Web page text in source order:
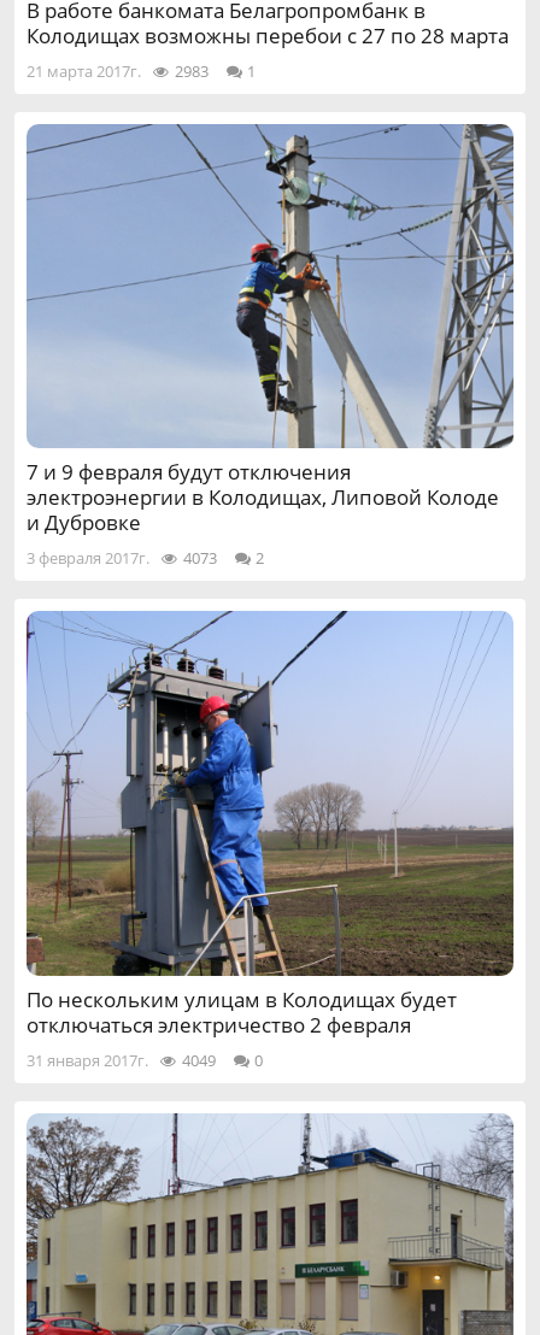
В работе банкомата Белагропромбанк в
Колодищах возможны перебои с 27 по 28 марта
21 марта 2017г. 2983 1
7 и 9 февраля будут отключения
электроэнергии в Колодищах, Липовой Колоде
и Дубровке
3 февраля 2017г. 4073 2
По нескольким улицам в Колодищах будет
отключаться электричество 2 февраля
31 января 2017г. 4049 0